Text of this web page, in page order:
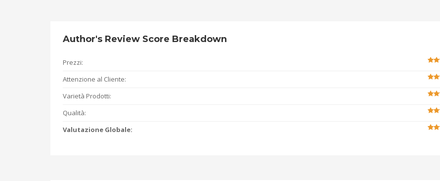
Author's Review Score Breakdown
Prezzi:
Attenzione al Cliente:
Varietà Prodotti:
Qualità:
Valutazione Globale: